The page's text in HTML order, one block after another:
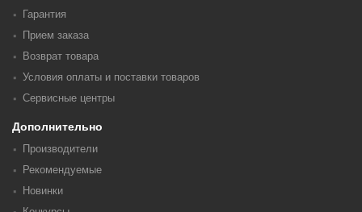
Гарантия
Прием заказа
Возврат товара
Условия оплаты и поставки товаров
Сервисные центры
Дополнительно
Производители
Рекомендуемые
Новинки